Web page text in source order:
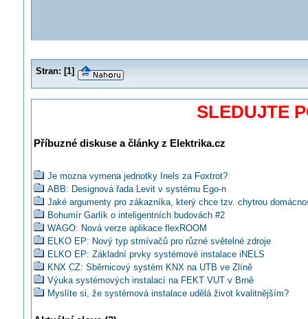
Stran: [1]
SLEDUJTE
Příbuzné diskuse a články z Elektrika.cz
Je mozna vymena jednotky Inels za Foxtrot?
ABB: Designová řada Levit v systému Ego-n
Jaké argumenty pro zákazníka, který chce tzv. chytrou
Bohumír Garlík o inteligentních budovách #2
WAGO: Nová verze aplikace flexROOM
ELKO EP: Nový typ stmívačů pro různé světelné zdroje
ELKO EP: Základní prvky systémové instalace iNELS
KNX CZ: Sběrnicový systém KNX na UTB ve Zlíně
Výuka systémových instalací na FEKT VUT v Brně
Myslíte si, že systémová instalace udělá život kvalitnějším?